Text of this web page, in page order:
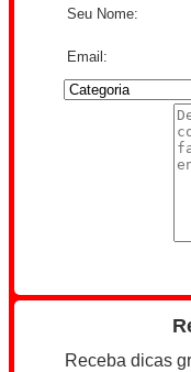
Seu Nome:
Email:
Receba dicas